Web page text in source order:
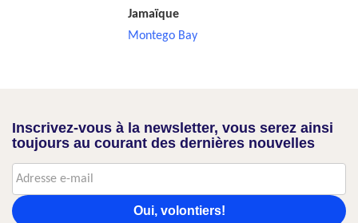
Jamaïque
Montego Bay
Inscrivez-vous à la newsletter, vous serez ainsi
toujours au courant des dernières nouvelles
Oui, volontiers!